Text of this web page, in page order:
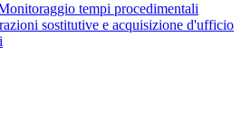
tempi procedimentali
sostitutive e acquisizione d'ufficio